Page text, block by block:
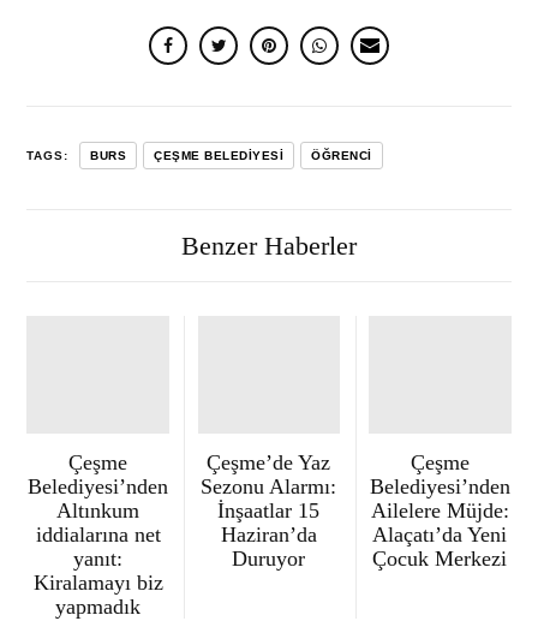
TAGS: BURS ÇEŞME BELEDIYESI ÖĞRENCI
Benzer Haberler
Çeşme
Belediyesi’nden
Altınkum
iddialarına net
yanıt:
Kiralamayı biz
yapmadık
Çeşme’de Yaz
Sezonu Alarmı:
İnşaatlar 15
Haziran’da
Duruyor
Çeşme
Belediyesi’nden
Ailelere Müjde:
Alaçatı’da Yeni
Çocuk Merkezi